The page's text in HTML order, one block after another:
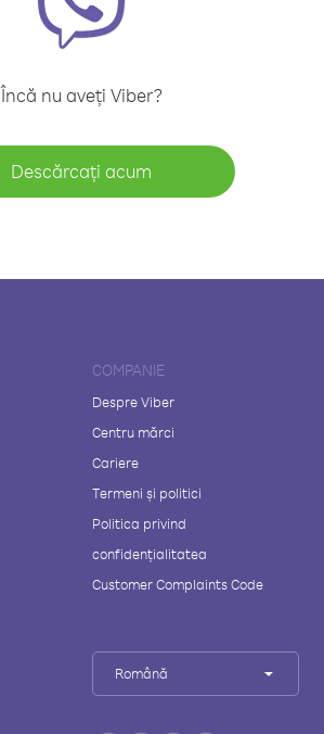
Încă nu aveți Viber?
Descărcați acum
COMPANIE
Despre Viber
Centru mărci
Cariere
Termeni și politici
Politica privind
confidențialitatea
Customer Complaints Code
Română